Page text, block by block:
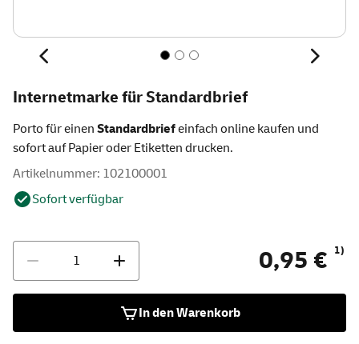
Internetmarke für Standardbrief
Porto für einen Standardbriefeinfach online kaufen und
sofort auf Papier oder Etiketten drucken.
Artikelnummer: 102100001
Sofort verfügbar
0,95 € 1)
In den Warenkorb